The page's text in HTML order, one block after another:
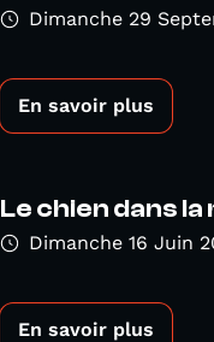
Dimanche 29
En savoir plus
Le chien dans la
Dimanche 16 Juin
En savoir plus